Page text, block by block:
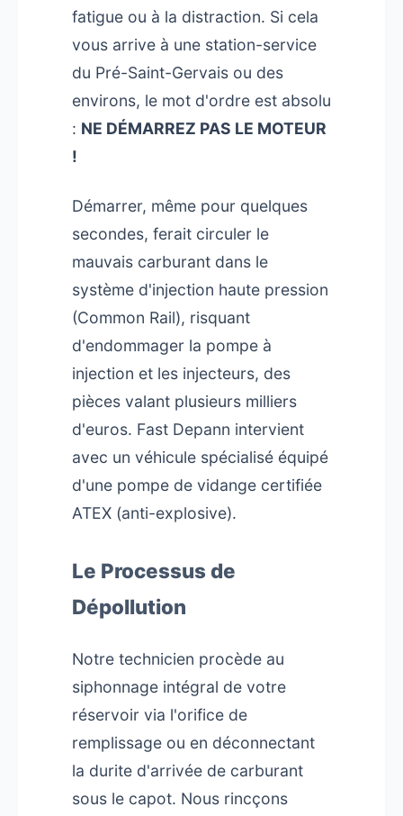
fatigue ou à la distraction. Si cela
vous arrive à une station-service
du Pré-Saint-Gervais ou des
environs, le mot d'ordre est absolu
: NE DÉMARREZ PAS LE MOTEUR
!
Démarrer, même pour quelques
secondes, ferait circuler le
mauvais carburant dans le
système d'injection haute pression
(Common Rail), risquant
d'endommager la pompe à
injection et les injecteurs, des
pièces valant plusieurs milliers
d'euros. Fast Depann intervient
avec un véhicule spécialisé équipé
d'une pompe de vidange certifiée
ATEX (anti-explosive).
Le Processus de
Dépollution
Notre technicien procède au
siphonnage intégral de votre
réservoir via l'orifice de
remplissage ou en déconnectant
la durite d'arrivée de carburant
sous le capot. Nous rincçons